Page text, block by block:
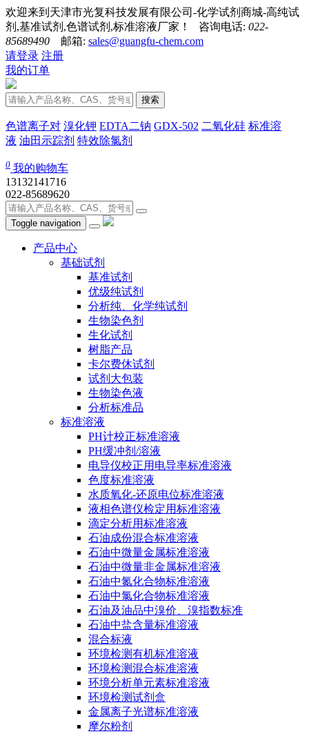
欢迎来到天津市光复科技发展有限公司-化学试剂商城-高纯试
剂,基准试剂,色谱试剂,标准溶液厂家！ 咨询电话: 022-
85689490 邮箱: sales@guangfu-chem.com
请登录 注册
我的订单
搜索
色谱离子对 溴化钾 EDTA二钠 GDX-502 二氧化硅 标准溶
液 油田示踪剂 特效除氯剂
0 我的购物车
13132141716
022-85689620
Toggle navigation
产品中心
基础试剂
基准试剂
优级纯试剂
分析纯、化学纯试剂
生物染色剂
生化试剂
树脂产品
卡尔费休试剂
试剂大包装
生物染色液
分析标准品
标准溶液
PH计校正标准溶液
PH缓冲剂/溶液
电导仪校正用电导率标准溶液
色度标准溶液
水质氧化-还原电位标准溶液
液相色谱仪检定用标准溶液
滴定分析用标准溶液
石油成份混合标准溶液
石油中微量金属标准溶液
石油中微量非金属标准溶液
石油中氮化合物标准溶液
石油中氯化合物标准溶液
石油及油品中溴价、溴指数标准
石油中盐含量标准溶液
混合标液
环境检测有机标准溶液
环境检测混合标准溶液
环境分析单元素标准溶液
环境检测试剂盒
金属离子光谱标准溶液
摩尔粉剂